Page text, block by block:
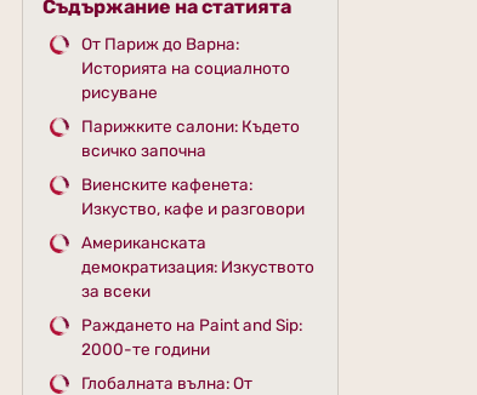
Съдържание на статията
От Париж до Варна:
Историята на социалното
рисуване
Парижките салони: Където
всичко започна
Виенските кафенета:
Изкуство, кафе и разговори
Американската
демократизация: Изкуството
за всеки
Раждането на Paint and Sip:
2000-те години
Глобалната вълна: От